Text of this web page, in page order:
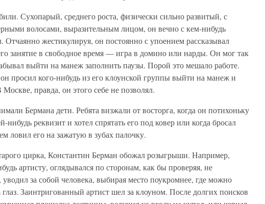
Сухопарый, среднего роста, физически сильно развитый, с
волосами, выразительным лицом, он вечно с кем-нибудь
Отчаянно жестикулируя, он постоянно с упоением рассказывал
занятие в свободное время — игра в домино или нарды. Он мог так
выйти на манеж заполнить паузы. Порой это мешало работе.
просил кого-нибудь из его клоунской группы выйти на манеж и
правда, он этого себе не позволял.
Бермана дети. Ребята визжали от восторга, когда он потихоньку
нибудь реквизит и хотел спрятать его под ковер или когда бросал
ловил его на зажатую в зубах палочку.
цирка, Константин Берман обожал розыгрыши. Например,
артисту, оглядывался по сторонам, как бы проверяя, не
за собой человека, выбирая место поукромнее, где можно
глаз. Заинтригованный артист шел за клоуном. После долгих поисков